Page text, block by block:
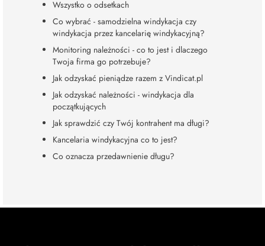
Wszystko o odsetkach
Co wybrać - samodzielna windykacja czy
windykacja przez kancelarię windykacyjną?
Monitoring należności - co to jest i dlaczego
Twoja firma go potrzebuje?
Jak odzyskać pieniądze razem z Vindicat.pl
Jak odzyskać należności - windykacja dla
początkujących
Jak sprawdzić czy Twój kontrahent ma długi?
Kancelaria windykacyjna co to jest?
Co oznacza przedawnienie długu?